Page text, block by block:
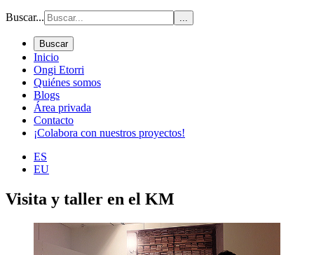
Buscar... ...
Buscar
Inicio
Ongi Etorri
Quiénes somos
Blogs
Área privada
Contacto
¡Colabora con nuestros proyectos!
ES
EU
Visita y taller en el KM